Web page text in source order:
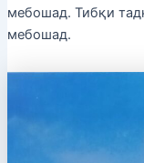
мебошад. Тибқи
мебошад.